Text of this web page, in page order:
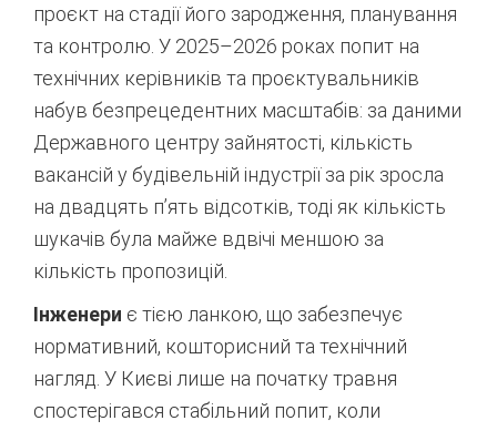
проєкт на стадії його зародження, планування
та контролю. У 2025–2026 роках попит на
технічних керівників та проєктувальників
набув безпрецедентних масштабів: за даними
Державного центру зайнятості, кількість
вакансій у будівельній індустрії за рік зросла
на двадцять п’ять відсотків, тоді як кількість
шукачів була майже вдвічі меншою за
кількість пропозицій
Інженери є тією ланкою, що забезпечує
нормативний, кошторисний та технічний
нагляд. У Києві лише на початку травня
спостерігався стабільний попит, коли